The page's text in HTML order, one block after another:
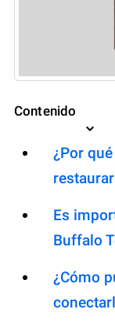
Contenido
¿Por
Es
Buffalo
¿Cómo